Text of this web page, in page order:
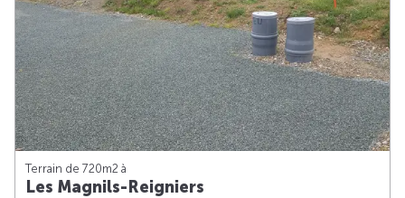
Terrain de 720m2 à
Les Magnils-Reigniers